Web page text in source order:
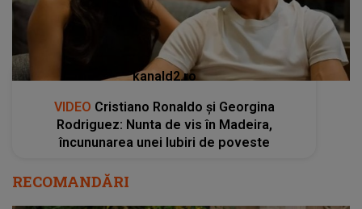
kanald2.ro
VIDEO Cristiano Ronaldo și Georgina
Rodriguez: Nunta de vis în Madeira,
încununarea unei Iubiri de poveste
RECOMANDĂRI